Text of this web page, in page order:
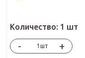
Количество: 1 шт
- шт +